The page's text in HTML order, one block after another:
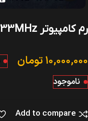
رم کامپیوتر Kingston 4GB DDR3 1333MHz
۱۰,۰۰۰,۰۰۰تومان
ناموجود
Add to compare